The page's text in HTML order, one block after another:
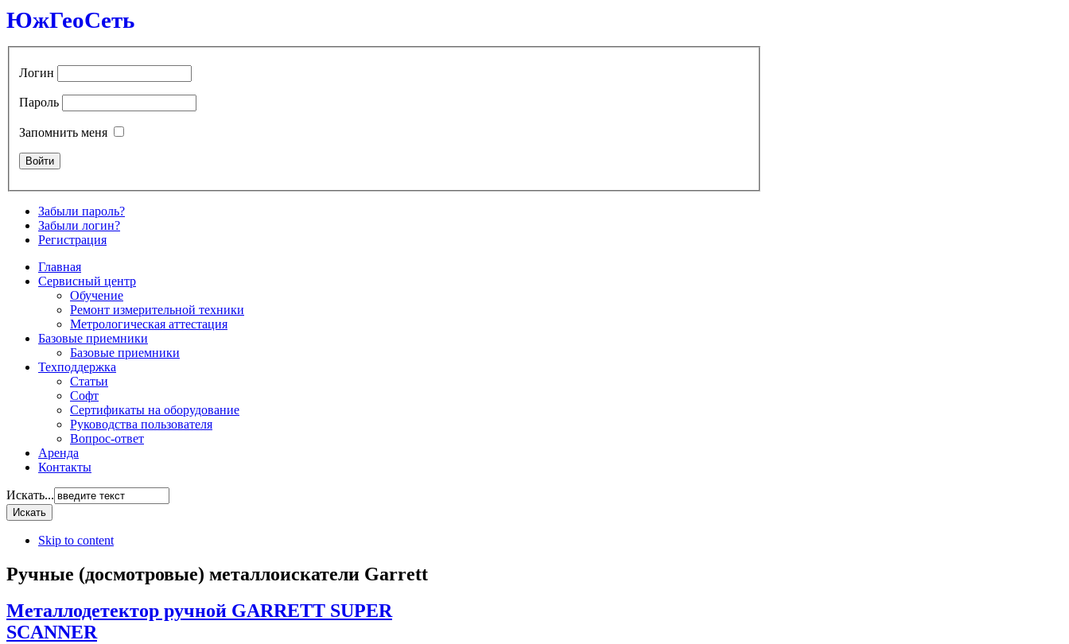
ЮжГеоСеть
Логин
Пароль
Запомнить меня
Забыли пароль?
Забыли логин?
Регистрация
Главная
Сервисный центр
Обучение
Ремонт измерительной техники
Метрологическая аттестация
Базовые приемники
Базовые приемники
Техподдержка
Статьи
Софт
Сертификаты на оборудование
Руководства пользователя
Вопрос-ответ
Аренда
Контакты
Искать...
Skip to content
Ручные (досмотровые) металлоискатели Garrett
Металлодетектор ручной GARRETT SUPER
SCANNER